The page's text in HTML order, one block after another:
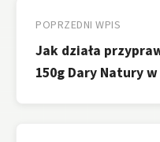
wpisu
POPRZEDNI WPIS
Jak działa
150g Dary Natury